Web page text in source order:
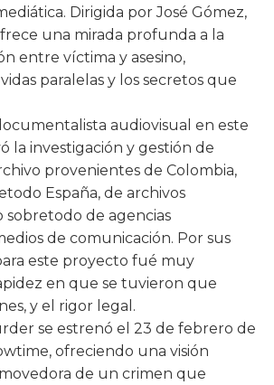
Dirigida por José Gómez,
una mirada profunda a la
entre víctima y asesino,
paralelas y los secretos que
audiovisual en este
la investigación y gestión de
provenientes de Colombia,
España, de archivos
sobretodo de agencias
de comunicación. Por sus
este proyecto fué muy
en que se tuvieron que
y el rigor legal.
se estrenó el 23 de febrero de
ofreciendo una visión
de un crimen que